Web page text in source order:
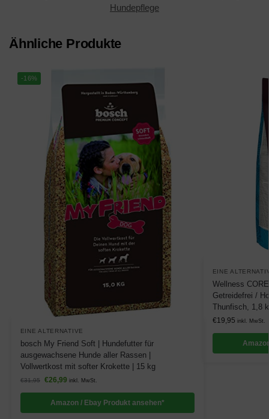
Hundepflege
Ähnliche Produkte
-16%
EINE ALTERNATIVE
bosch My Friend Soft | Hundefutter für
ausgewachsene Hunde aller Rassen |
Vollwertkost mit softer Krokette | 15 kg
€31,95 €26,99 inkl. MwSt.
Amazon / Ebay Produkt ansehen*
EINE
Wellness
Getreidefrei /
Thunfisch, 1,8
€19,95 inkl. MwSt.